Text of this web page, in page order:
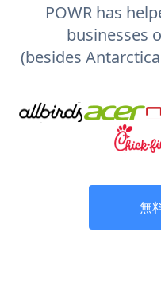
POWR has
businesses
(besides
無